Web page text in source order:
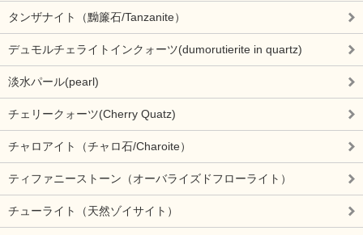
タンザナイト（黝簾石/Tanzanite）
デュモルチェライトインクォーツ(dumorutierite in quartz)
淡水パール(pearl)
チェリークォーツ(Cherry Quatz)
チャロアイト（チャロ石/Charoite）
ティファニーストーン（オーバライズドフローライト）
チューライト（天然ゾイサイト）